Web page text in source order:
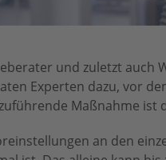
und zuletzt auch
Experten dazu, vor
Maßnahme ist
an den